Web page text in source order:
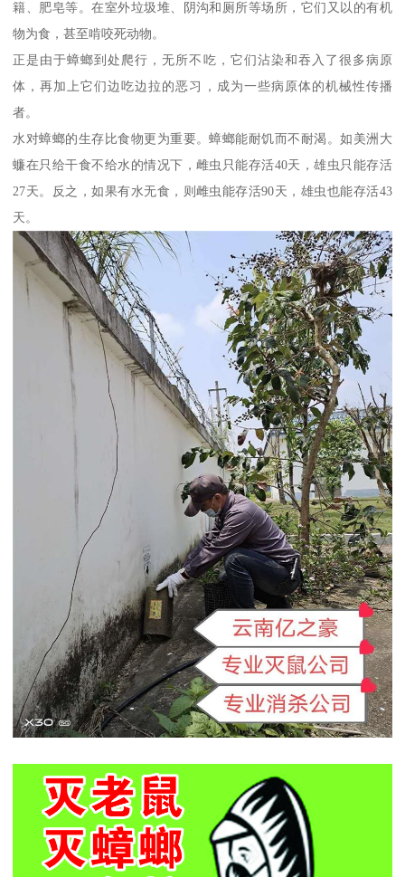
籍、肥皂等。在室外垃圾堆、阴沟和厕所等场所，它们又以的有机
物为食，甚至啃咬死动物。
正是由于蟑螂到处爬行，无所不吃，它们沾染和吞入了很多病原
体，再加上它们边吃边拉的恶习，成为一些病原体的机械性传播
者。
水对蟑螂的生存比食物更为重要。蟑螂能耐饥而不耐渴。如美洲大
蠊在只给干食不给水的情况下，雌虫只能存活40天，雄虫只能存活
27天。反之，如果有水无食，则雌虫能存活90天，雄虫也能存活43
天。